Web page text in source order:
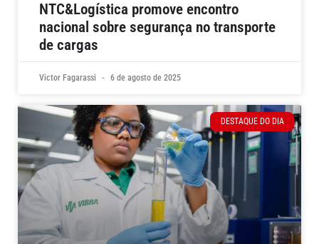
NTC&Logística promove encontro
nacional sobre segurança no transporte
de cargas
Victor Fagarassi 6 de agosto de 2025
DESTAQUE DO DIA